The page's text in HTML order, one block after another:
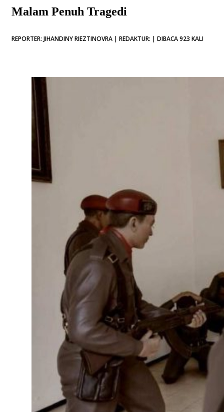
Malam Penuh Tragedi
REPORTER: JIHANDINY RIEZTINOVRA | REDAKTUR: | DIBACA 923 KALI